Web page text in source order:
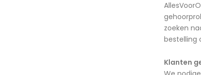
zoeken
bestelling
Klanten